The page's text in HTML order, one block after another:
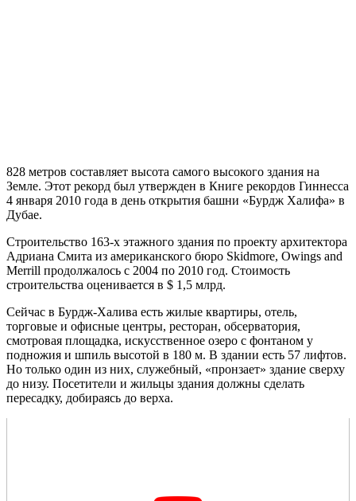
828 метров составляет высота самого высокого здания на
Земле. Этот рекорд был утвержден в Книге рекордов Гиннесса
4 января 2010 года в день открытия башни «Бурдж Халифа» в
Дубае.
Строительство 163-х этажного здания по проекту архитектора
Адриана Смита из американского бюро Skidmore, Owings and
Merrill продолжалось с 2004 по 2010 год. Стоимость
строительства оценивается в $ 1,5 млрд.
Сейчас в Бурдж-Халива есть жилые квартиры, отель,
торговые и офисные центры, ресторан, обсерватория,
смотровая площадка, искусственное озеро с фонтаном у
подножия и шпиль высотой в 180 м. В здании есть 57 лифтов.
Но только один из них, служебный, «пронзает» здание сверху
до низу. Посетители и жильцы здания должны сделать
пересадку, добираясь до верха.